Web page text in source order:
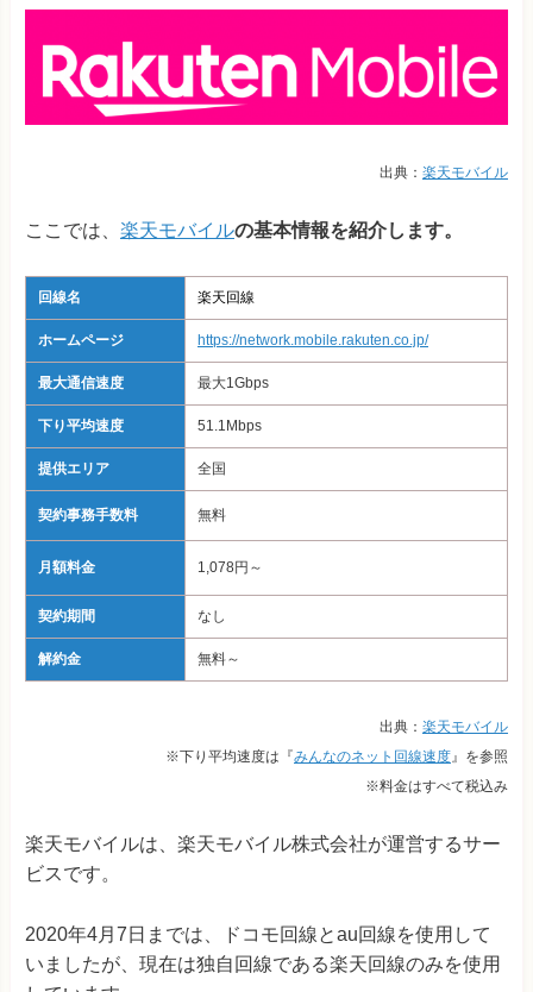
出典： 楽天モバイル
ここでは、 楽天モバイルの基本情報を紹介します。
回線名 楽天回線
ホームページ https://network.mobile.rakuten.co.jp/
最大通信速度 最大1Gbps
下り平均速度 51.1Mbps
提供エリア 全国
契約事務手数料 無料
月額料金 1,078円～
契約期間 なし
解約金 無料～
出典： 楽天モバイル
※下り平均速度は『みんなのネット回線速度 』を参照
※料金はすべて税込み
楽天モバイルは、楽天モバイル株式会社が運営するサー
ビスです。
2020年4月7日までは、ドコモ回線とau回線を使用して
いましたが、現在は独自回線である楽天回線のみを使用